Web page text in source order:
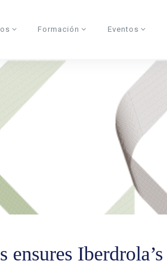
Formación Eventos
ensures Iberdrola’s